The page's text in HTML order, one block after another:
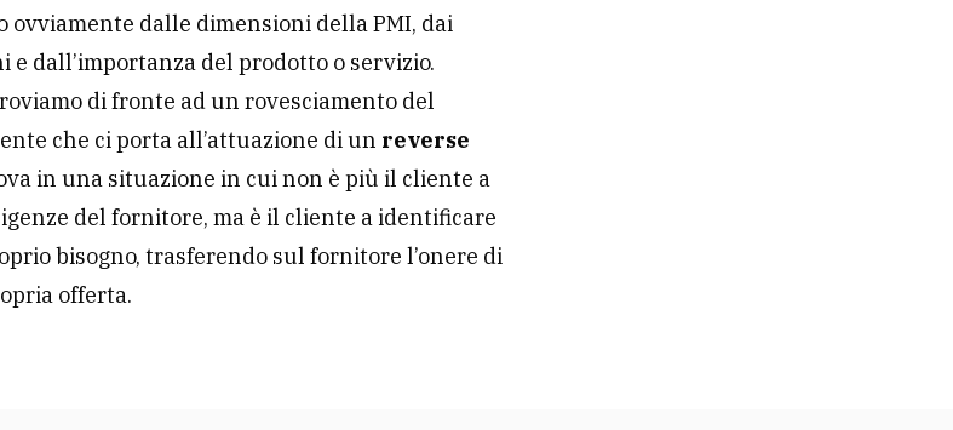
ovviamente dalle dimensioni della PMI, dai
dall’importanza del prodotto o servizio.
di fronte ad un rovesciamento del
che ci porta all’attuazione di un reverse
in una situazione in cui non è più il cliente a
del fornitore, ma è il cliente a identificare
bisogno, trasferendo sul fornitore l’onere di
offerta.